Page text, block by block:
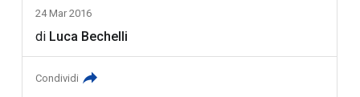
24 Mar 2016
di Luca Bechelli
Condividi